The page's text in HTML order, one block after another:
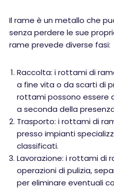
Il rame è un metallo che
senza perdere le sue
rame prevede diverse fasi:
Raccolta: i rottami di
a fine vita o da scarti di
rottami possono essere
a seconda della
Trasporto: i rottami di
presso impianti
classificati.
Lavorazione: i rottami di
operazioni di pulizia,
per eliminare eventuali